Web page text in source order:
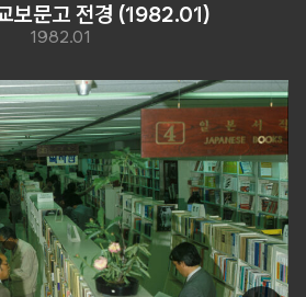
보문고 전경 (1982.01)
1982.01